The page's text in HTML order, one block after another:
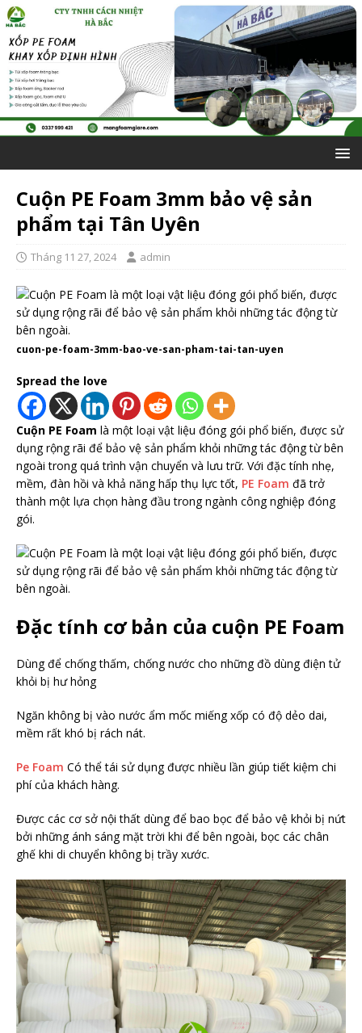
Cuộn PE Foam 3mm bảo vệ sản
phẩm tại Tân Uyên
Tháng 11 27, 2024 admin
cuon-pe-foam-3mm-bao-ve-san-pham-tai-tan-uyen
Spread the love
Cuộn PE Foam là một loại vật liệu đóng gói phổ biến, được sử
dụng rộng rãi để bảo vệ sản phẩm khỏi những tác động từ bên
ngoài trong quá trình vận chuyển và lưu trữ. Với đặc tính nhẹ,
mềm, đàn hồi và khả năng hấp thụ lực tốt, PE Foam đã trở
thành một lựa chọn hàng đầu trong ngành công nghiệp đóng
gói.
Đặc tính cơ bản của cuộn PE Foam
Dùng để chống thấm, chống nước cho những đồ dùng điện tử
khỏi bị hư hỏng
Ngăn không bị vào nước ẩm mốc miếng xốp có độ dẻo dai,
mềm rất khó bị rách nát.
Pe Foam Có thể tái sử dụng được nhiều lần giúp tiết kiệm chi
phí của khách hàng.
Được các cơ sở nội thất dùng để bao bọc để bảo vệ khỏi bị nứt
bởi những ánh sáng mặt trời khi để bên ngoài, bọc các chân
ghế khi di chuyển không bị trầy xước.